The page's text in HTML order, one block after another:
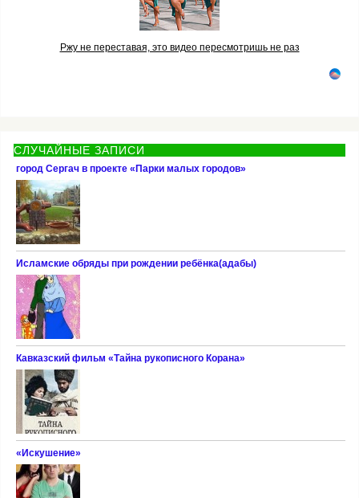
Ржу не переставая, это видео пересмотришь не раз
СЛУЧАЙНЫЕ ЗАПИСИ
город Сергач в проекте «Парки малых городов»
Исламские обряды при рождении ребёнка(адабы)
Кавказский фильм «Тайна рукописного Корана»
«Искушение»